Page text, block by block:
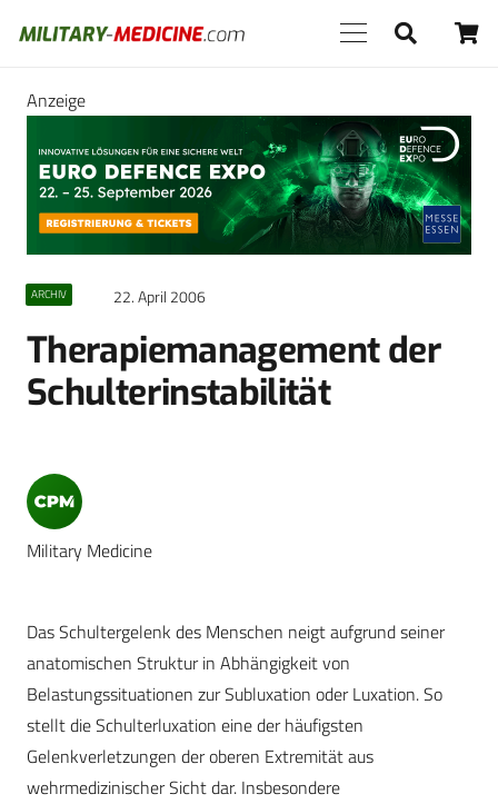
Anzeige
ARCHIV 22. April 2006
Therapiemanagement der
Schulterinstabilität
Military Medicine
Das Schultergelenk des Menschen neigt aufgrund seiner
anatomischen Struktur in Abhängigkeit von
Belastungssituationen zur Subluxation oder Luxation. So
stellt die Schulterluxation eine der häufigsten
Gelenkverletzungen der oberen Extremität aus
wehrmedizinischer Sicht dar. Insbesondere